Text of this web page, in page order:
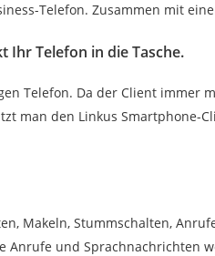
Telefon. Zusammen mit
Ihr Telefon in die Tasche.
Telefon. Da der Client
man den Linkus
Makeln, Stummschalten,
Anrufe und